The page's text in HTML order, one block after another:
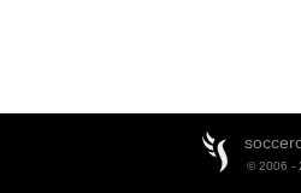
© 2006 -